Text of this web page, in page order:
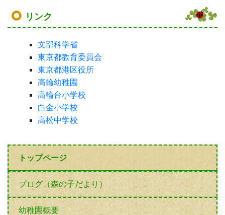
リンク
文部科学省
東京都教育委員会
東京都港区役所
高輪幼稚園
高輪台小学校
白金小学校
高松中学校
トップページ
ブログ（森の子だより）
幼稚園概要